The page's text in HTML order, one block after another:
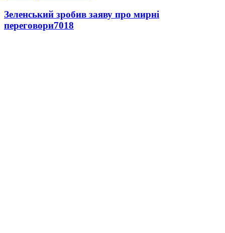
Зеленський зробив заяву про мирні
переговори7018